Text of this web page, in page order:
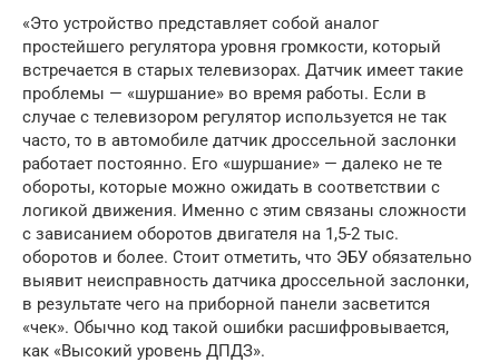
«Это устройство представляет собой аналог
простейшего регулятора уровня громкости, который
встречается в старых телевизорах. Датчик имеет такие
проблемы — «шуршание» во время работы. Если в
случае с телевизором регулятор используется не так
часто, то в автомобиле датчик дроссельной заслонки
работает постоянно. Его «шуршание» — далеко не те
обороты, которые можно ожидать в соответствии с
логикой движения. Именно с этим связаны сложности
с зависанием оборотов двигателя на 1,5-2 тыс.
оборотов и более. Стоит отметить, что ЭБУ обязательно
выявит неисправность датчика дроссельной заслонки,
в результате чего на приборной панели засветится
«чек». Обычно код такой ошибки расшифровывается,
как «Высокий уровень ДПДЗ».